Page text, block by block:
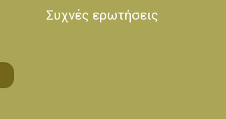
Συχνές ερωτήσεις